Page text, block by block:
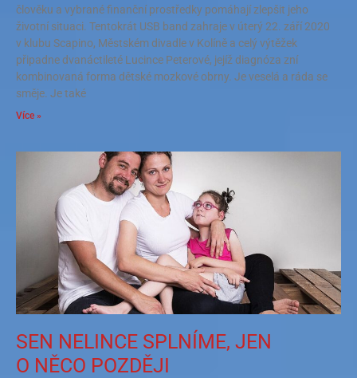
člověku a vybrané finanční prostředky pomáhají zlepšit jeho
životní situaci. Tentokrát USB band zahraje v úterý 22. září 2020
v klubu Scapino, Městském divadle v Kolíně a celý výtěžek
připadne dvanáctileté Lucince Peterové, jejíž diagnóza zní
kombinovaná forma dětské mozkové obrny. Je veselá a ráda se
směje. Je také
Více »
SEN NELINCE SPLNÍME, JEN
O NĚCO POZDĚJI